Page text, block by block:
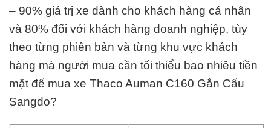
– 90% giá trị xe dành cho khách hàng cá nhân
và 80% đối với khách hàng doanh nghiệp, tùy
theo từng phiên bản và từng khu vực khách
hàng mà người mua cần tối thiểu bao nhiêu tiền
mặt để mua xe Thaco Auman C160 Gắn Cẩu
Sangdo?